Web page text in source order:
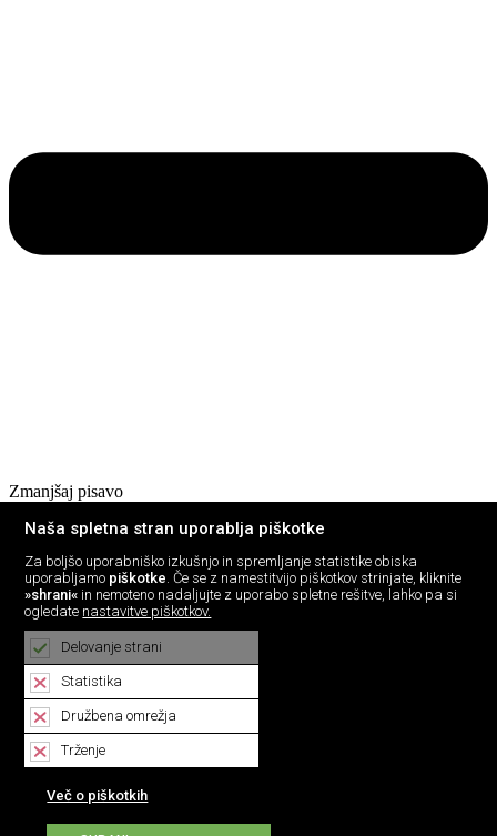
Zmanjšaj pisavo
Privzeto
Črno na belem
Belo na črnem
Črna na bež
Črno na zelenem
Modro na belem
Črno na rumenem
Modro na rumenem
Rumeno na modrem
Turkizno na črnem
Črno na vijoličnem
Tip pisave
Privzeto
Open Dyslexic
Naša spletna stran uporablja piškotke
Za boljšo uporabniško izkušnjo in spremljanje statistike obiska
uporabljamo piškotke. Če se z namestitvijo piškotkov strinjate, kliknite
»shrani« in nemoteno nadaljujte z uporabo spletne rešitve, lahko pa si
ogledate nastavitve piškotkov.
Delovanje strani
Statistika
Družbena omrežja
Trženje
Več o piškotkih